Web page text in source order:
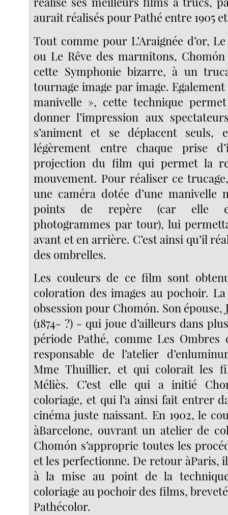
aurait réalisés pour Pathé entre 1905
Tout comme pour L’Araignée d’or,
ou Le Rêve des marmitons,
cette Symphonie bizarre, à un
tournage image par image.
manivelle », cette technique
donner l’impression aux
s’animent et se déplacent seuls,
légèrement entre chaque prise
projection du film qui permet la
mouvement. Pour réaliser ce
une caméra dotée d’une manivelle
points de repère (car elle
photogrammes par tour), lui
avant et en arrière. C’est ainsi qu’il
des ombrelles.
Les couleurs de ce film sont
coloration des images au pochoir.
obsession pour Chomón. Son
(1874- ?) - qui joue d’ailleurs dans
période Pathé, comme Les
responsable de l’atelier
Mme Thuillier, et qui colorait les
Méliès. C’est elle qui a initié
coloriage, et qui l’a ainsi fait entrer
cinéma juste naissant. En 1902, le
àBarcelone, ouvrant un atelier de
Chomón s’approprie toutes les
et les perfectionne. De retour àParis,
à la mise au point de la
coloriage au pochoir des films,
Pathécolor.